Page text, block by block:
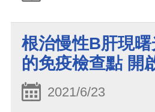
根治慢性B肝現
的免疫檢查點 開
2021/6/23